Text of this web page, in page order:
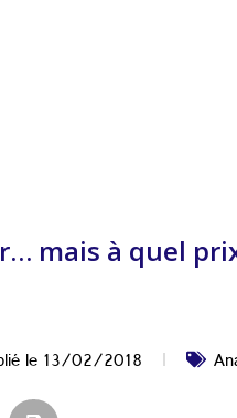
mais à quel
le13/02/2018